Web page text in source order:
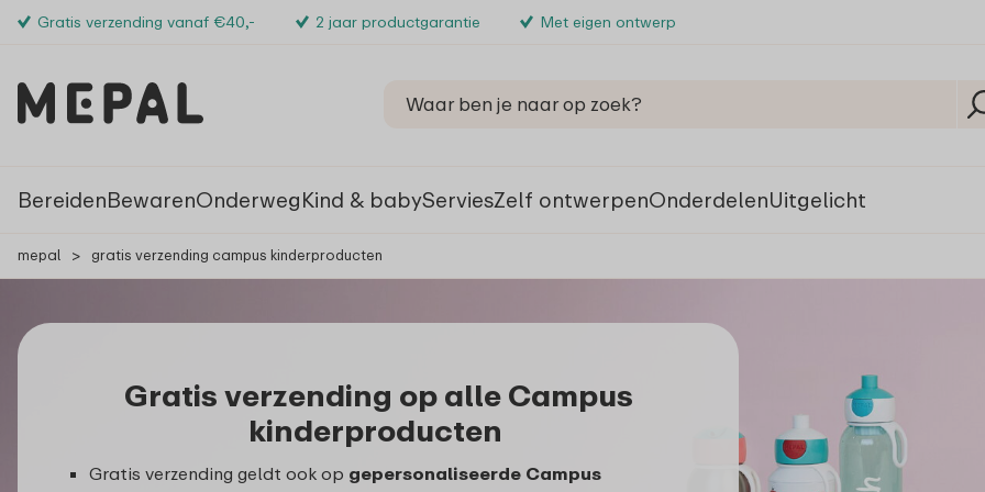
Gratis verzending vanaf €40,- 2 jaar productgarantie Met eigen ontwerp
BereidenBewarenOnderwegKind & babyServiesZelf ontwerpenOnderdelenUitgelicht
mepal > gratis verzending campus kinderproducten
Gratis verzending op alle Campus
kinderproducten
Gratis verzending geldt ook op gepersonaliseerde Campus